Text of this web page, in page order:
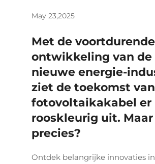
May 23,2025
Met de voortdurende
ontwikkeling van de
nieuwe energie-
ziet de toekomst van
fotovoltaikakabel er
rooskleurig uit. Maar
precies?
Ontdek belangrijke innovaties in